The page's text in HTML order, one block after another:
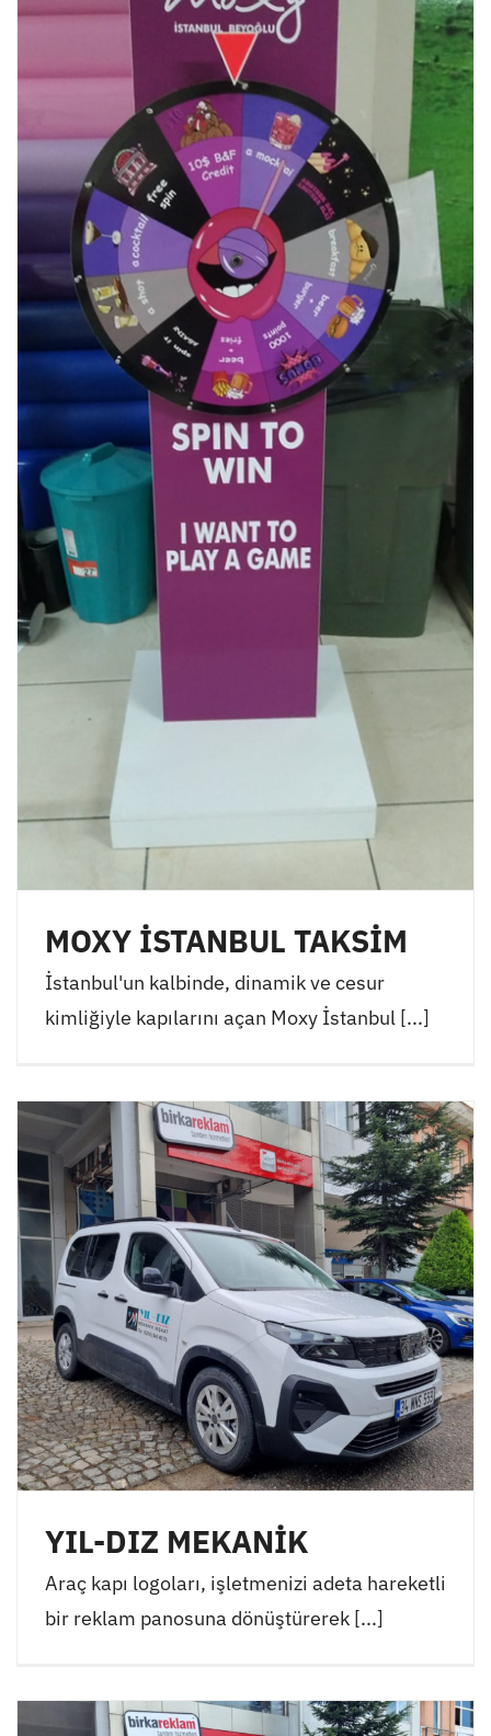
MOXY İSTANBUL TAKSİM
İstanbul'un kalbinde, dinamik ve cesur
kimliğiyle kapılarını açan Moxy İstanbul [...]
YIL-DIZ MEKANİK
Araç kapı logoları, işletmenizi adeta hareketli
bir reklam panosuna dönüştürerek [...]